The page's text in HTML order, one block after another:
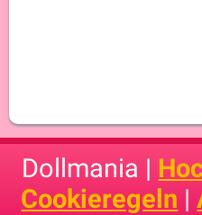
Dollmania |
Cookieregeln |